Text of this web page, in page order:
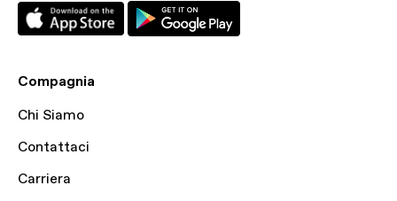
Compagnia
Chi Siamo
Contattaci
Carriera